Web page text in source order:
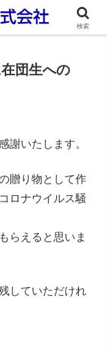
印刷
団生への
謝いたします。
贈り物として作
ロナウイルス騒
らえると思いま
していただけれ
検索